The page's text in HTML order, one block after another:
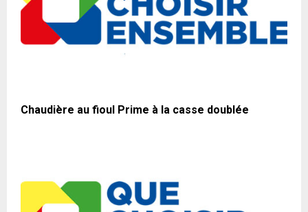
Chaudière au fioul Prime à la casse doublée